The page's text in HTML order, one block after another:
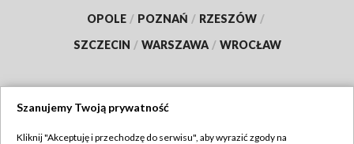
OPOLE / POZNAŃ / RZESZÓW /
SZCZECIN / WARSZAWA / WROCŁAW
Szanujemy Twoją prywatność
Kliknij "Akceptuję i przechodzę do serwisu", aby wyrazić zgody na